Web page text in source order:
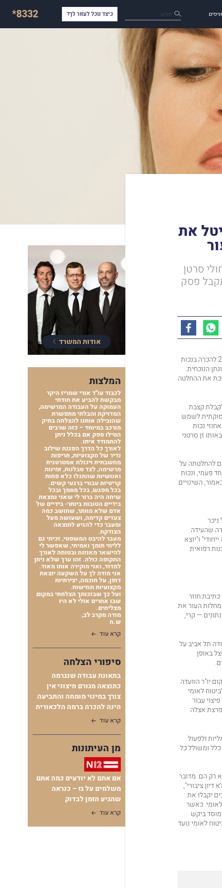
חפש כיצד נוכל לעזור לך? *8332
את
סרטן
פסק
חיפה הכריע השבוע בעניין מדיניות הביטוח הלאומי שפורסמה בדצמבר 2023 להכרה בנכות
הנוכחית:
את ההחלטה
קצבת
לשמש
נכות
זן סרטני
להחלטתה על
של עד 19% מזכה אותם במענק חד פעמי, ונכות
השינויים
שהעידה
ו"יוצא
רפואית
חוזר
מחלות העור את
— קרי,
תל אביב על
באופן
יו"ר הוועדה
לאומי
עבור
אצלה
ולפעול
כלל ומשולל כל
רק הם. מדובר
ציבורי",
יקבלו את
כאשר
ביקש
לאומי נועד
אודות המשרד
המלצות
לכבוד עו"ד אורי שמריז היקר
מבקשת להביע את תודתי
העמוקה על העבודה המרשימה,
המדויקת והבלתי מתפשרת
שהובילה אותנו להצלחה בתיק
מורכב במיוחד – כזה שרבים
הטילו ספק אם בכלל ניתן
להתמודד איתו.
לאורך כל הדרך הפגנת שילוב
נדיר של מקצועיות, חריפות
מחשבתית ויכולת אסטרטגית
מרשימה, לצד סבלנות, זמינות
ואנושיות שהתגלו כלא פחות
קריטיות עבורי ברגעי קשים.
בכל מפגש, בכל מסמך ובכל
שיחה היה ברור לי שאני נמצאת
בידיים הטובות ביותר- בידיים של
אדם שלא מוותר, שחושב כמה
צעדים קדימה, ושעושה מעל
ומעבר כדי להגיע לתוצאה
הצודקת.
מעבר להיבט המשפטי, זכיתי גם
לליווי תומך ואמיתי, שאפשר לי
להישאר מאוזנת ובטוחה לאורך
התקופה כולה. זהו ערך שלא ניתן
למדוד, ואני מוקירה אותו מאוד.
אני מודה לך על השקעה יוצאת
דופן, על חוכמה, יצירתיות
מקצועיות ונחישות.
ועל כך שבזכותך הצלחתי במקום
שבו אחרים אולי לא היו
מצליחים.
מודה מקרב לב,
ש.ח
קרא עוד
סיפורי הצלחה
בתאונת עבודה שנגרמה
כתוצאה מגורם חיצוני אין
צורך במינוי מומחה והתביעה
הינה להכרה ברמה הלכאורית
קרא עוד
מן העיתונות
אם אתם לא יודעים כמה אתם
משלמים על גז – כנראה
שהגיע הזמן לבדוק
קרא עוד